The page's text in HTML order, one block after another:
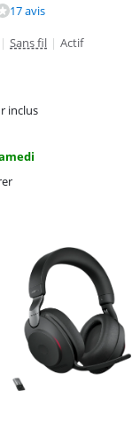
17 avis
| Sans fil | Actif
inclus